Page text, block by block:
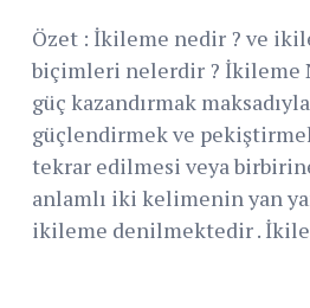
Özet : İkileme nedir ? ve
biçimleri nelerdir ? İkileme
güç kazandırmak
güçlendirmek ve
tekrar edilmesi veya
anlamlı iki kelimenin yan
ikileme denilmektedir .